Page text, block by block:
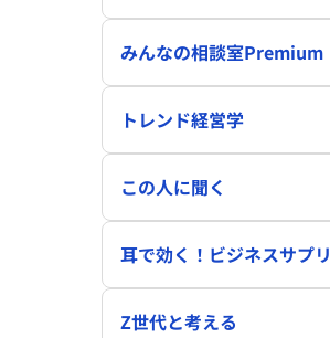
みんなの相談室Premium
トレンド経営学
この人に聞く
耳で効く！ビジネスサプリ
Z世代と考える